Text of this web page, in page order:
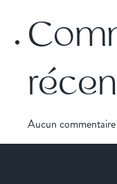
Aucun